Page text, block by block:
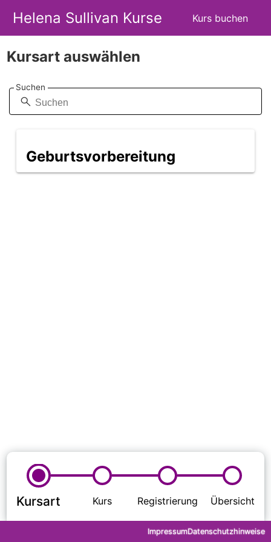
Helena Sullivan Kurse Kurs buchen
ImpressumDatenschutzhinweise